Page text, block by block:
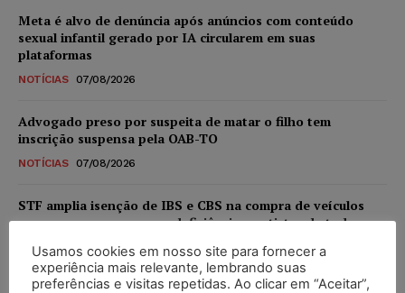
Meta é alvo de denúncia após anúncios com conteúdo
sexual infantil gerado por IA circularem em suas
plataformas
NOTÍCIAS 07/08/2026
Advogado preso por suspeita de matar o filho tem
inscrição suspensa pela OAB-TO
NOTÍCIAS 07/08/2026
STF amplia isenção de IBS e CBS na compra de veículos
novos para pessoas com deficiência e autistas de todos os
DIREITO TRIBUTÁRIO 07/08/2026
Usamos cookies em nosso site para fornecer a
experiência mais relevante, lembrando suas
preferências e visitas repetidas. Ao clicar em “Aceitar”,